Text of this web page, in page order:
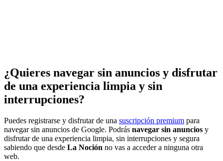
¿Quieres navegar sin anuncios y disfrutar
de una experiencia limpia y sin
interrupciones?
Puedes registrarse y disfrutar de una suscripción premium para
navegar sin anuncios de Google. Podrás navegar sin anuncios y
disfrutar de una experiencia limpia, sin interrupciones y segura
sabiendo que desde La Noción no vas a acceder a ninguna otra
web.